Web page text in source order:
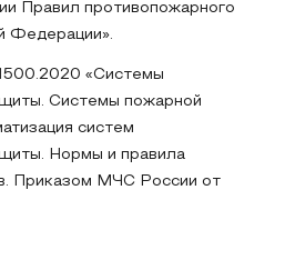
Правил противопожарного
Федерации».
«Системы
Системы пожарной
систем
Нормы и правила
Приказом МЧС России от